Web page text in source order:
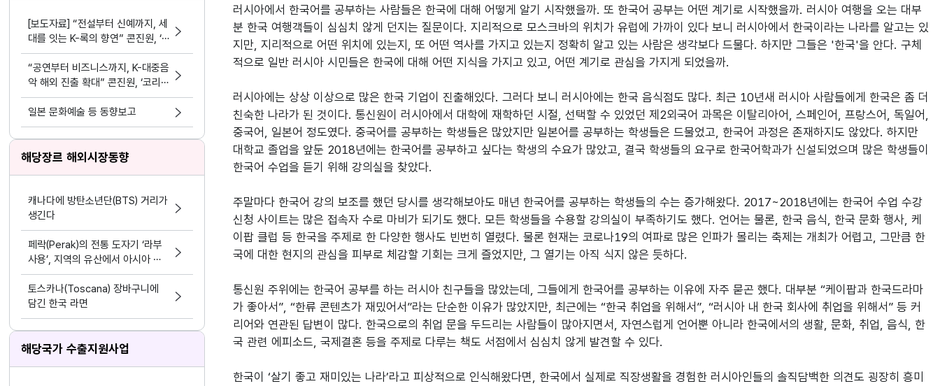
[보도자료] “전설부터 신예까지, 세
대를 잇는 K-록의 향연” 콘진원, ‘2
026 위드 스테이지 앤드 시즌6’ 개
최
“공연부터 비즈니스까지, K-대중음
악 해외 진출 확대” 콘진원, ‘코리
아 스포트라이트 @인도네시아’ 개
최
일본 문화예술 등 동향보고
해당장르 해외시장동향
캐나다에 방탄소년단(BTS) 거리가
생긴다
페락(Perak)의 전통 도자기 ‘라부
사용’, 지역의 유산에서 아시아 문
화 교류의 가능성으로
토스카나(Toscana) 장바구니에
담긴 한국 라면
해당국가 수출지원사업
러시아에서 한국어를 공부하는 사람들은 한국에 대해 어떻게 알기 시작했을까. 또 한국어 공부는 어떤 계기로 시작했을까. 러시아 여행을 오는 대부
분 한국 여행객들이 심심치 않게 던지는 질문이다. 지리적으로 모스크바의 위치가 유럽에 가까이 있다 보니 러시아에서 한국이라는 나라를 알고는 있
지만, 지리적으로 어떤 위치에 있는지, 또 어떤 역사를 가지고 있는지 정확히 알고 있는 사람은 생각보다 드물다. 하지만 그들은 '한국'을 안다. 구체
적으로 일반 러시아 시민들은 한국에 대해 어떤 지식을 가지고 있고, 어떤 계기로 관심을 가지게 되었을까.
러시아에는 상상 이상으로 많은 한국 기업이 진출해있다. 그러다 보니 러시아에는 한국 음식점도 많다. 최근 10년새 러시아 사람들에게 한국은 좀 더
친숙한 나라가 된 것이다. 통신원이 러시아에서 대학에 재학하던 시절, 선택할 수 있었던 제2외국어 과목은 이탈리아어, 스페인어, 프랑스어, 독일어,
중국어, 일본어 정도였다. 중국어를 공부하는 학생들은 많았지만 일본어를 공부하는 학생들은 드물었고, 한국어 과정은 존재하지도 않았다. 하지만
대학교 졸업을 앞둔 2018년에는 한국어를 공부하고 싶다는 학생의 수요가 많았고, 결국 학생들의 요구로 한국어학과가 신설되었으며 많은 학생들이
한국어 수업을 듣기 위해 강의실을 찾았다.
주말마다 한국어 강의 보조를 했던 당시를 생각해보아도 매년 한국어를 공부하는 학생들의 수는 증가해왔다. 2017~2018년에는 한국어 수업 수강
신청 사이트는 많은 접속자 수로 마비가 되기도 했다. 모든 학생들을 수용할 강의실이 부족하기도 했다. 언어는 물론, 한국 음식, 한국 문화 행사, 케
이팝 클럽 등 한국을 주제로 한 다양한 행사도 빈번히 열렸다. 물론 현재는 코로나19의 여파로 많은 인파가 몰리는 축제는 개최가 어렵고, 그만큼 한
국에 대한 현지의 관심을 피부로 체감할 기회는 크게 즐었지만, 그 열기는 아직 식지 않은 듯하다.
통신원 주위에는 한국어 공부를 하는 러시아 친구들을 많았는데, 그들에게 한국어를 공부하는 이유에 자주 묻곤 했다. 대부분 “케이팝과 한국드라마
가 좋아서”, “한류 콘텐츠가 재밌어서”라는 단순한 이유가 많았지만, 최근에는 “한국 취업을 위해서”, “러시아 내 한국 회사에 취업을 위해서” 등 커
리어와 연관된 답변이 많다. 한국으로의 취업 문을 두드리는 사람들이 많아지면서, 자연스럽게 언어뿐 아니라 한국에서의 생활, 문화, 취업, 음식, 한
국 관련 에피소드, 국제결혼 등을 주제로 다루는 책도 서점에서 심심치 않게 발견할 수 있다.
한국이 ‘살기 좋고 재미있는 나라’라고 피상적으로 인식해왔다면, 한국에서 실제로 직장생활을 경험한 러시아인들의 솔직담백한 의견도 굉장히 흥미